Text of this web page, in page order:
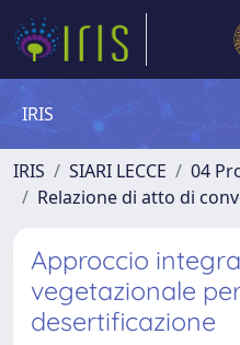
IRIS
IRIS SIARI LECCE
04
Relazione di atto di
Approccio
vegetazionale
desertificazione